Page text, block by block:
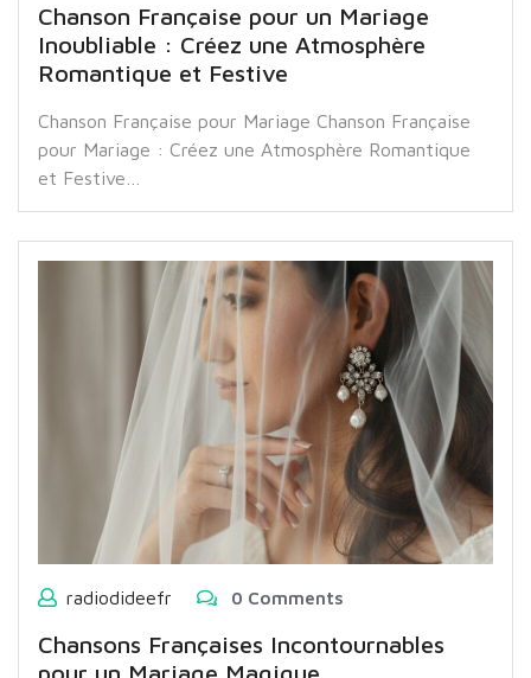
Chanson Française pour un Mariage
Inoubliable : Créez une Atmosphère
Romantique et Festive
Chanson Française pour Mariage Chanson Française
pour Mariage : Créez une Atmosphère Romantique
et Festive…
radiodideefr 0 Comments
Chansons Françaises Incontournables